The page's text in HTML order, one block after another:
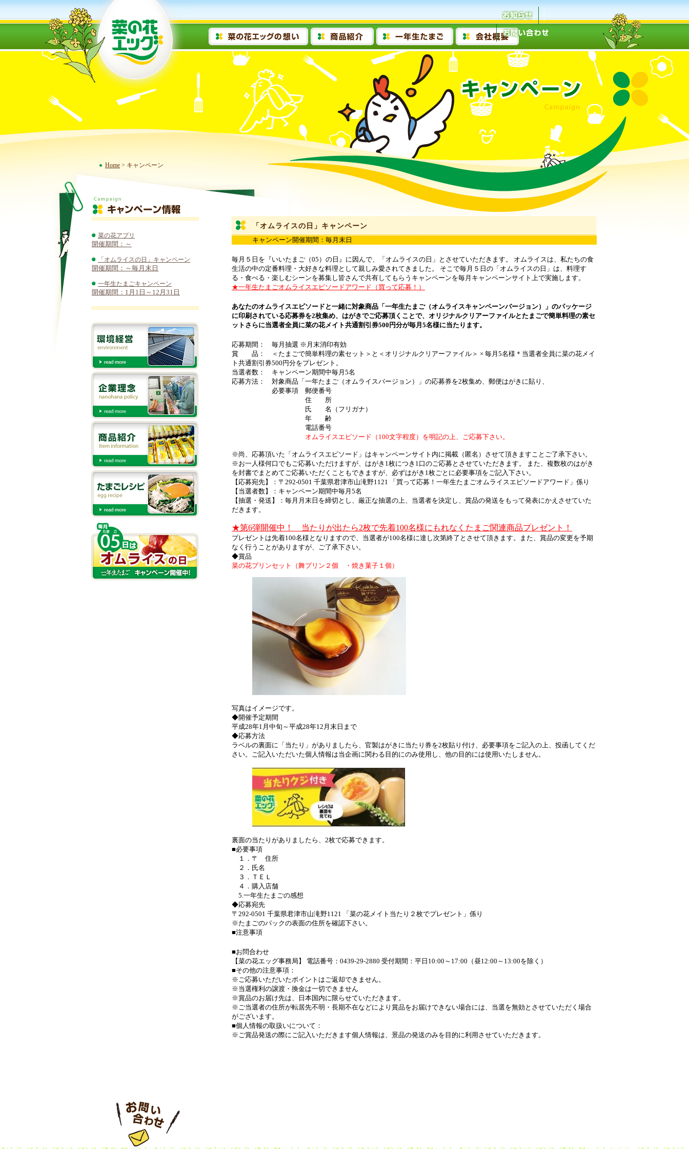
Home > キャンペーン
菜の花アプリ
開催期間：～
「オムライスの日」キャンペーン
開催期間：～毎月末日
一年生たまごキャンペーン
開催期間：1月1日～12月31日
「オムライスの日」キャンペーン
キャンペーン開催期間：毎月末日
毎月５日を『いいたまご（05）の日』に因んで、「オムライスの日」とさせていただきます。 オムライスは、私たちの食
生活の中の定番料理・大好きな料理として親しみ愛されてきました。 そこで毎月５日の「オムライスの日」は、料理す
る・食べる・楽しむシーンを募集し皆さんで共有してもらうキャンペーンを毎月キャンペーンサイト上で実施します。
★一年生たまごオムライスエピソードアワード（買って応募！）
あなたのオムライスエピソードと一緒に対象商品「一年生たまご（オムライスキャンペーンバージョン）」のパッケージ
に印刷されている応募券を2枚集め、はがきでご応募頂くことで、オリジナルクリアーファイルとたまごで簡単料理の素セ
ットさらに当選者全員に菜の花メイト共通割引券500円分が毎月5名様に当たります。
応募期間： 毎月抽選 ※月末消印有効
賞 品： ＜たまごで簡単料理の素セット＞と＜オリジナルクリアーファイル­＞ × 毎月5名様＊当選者全員に菜の花メイ
ト共通割引券500円分をプレゼント。
当選者数： キャンペーン期間中毎月5名
応募方法： 対象商品「一年たまご（オムライスバージョン）」の応募券を2枚集め、郵便はがきに貼り、
必要事項 郵便番号
住 所
氏 名（フリガナ）
年 齢
電話番号
オムライスエピソード（100文字程度）を明記の上、ご応募下さい。
※尚、応募頂いた「オムライスエピソード」はキャンペーンサイト内に掲載（匿名）させて頂きますことご了承下さい。
※お一人様何口でもご応募いただけますが、はがき1枚につき1口のご応募とさせていただきます。 また、複数枚のはがき
を封書でまとめてご応募いただくこともできますが、必ずはがき1枚ごとに必要事項をご記入下さい。
【応募宛先】：〒292-0501 千葉県君津市山滝野1121 「買って応募！一年生たまごオムライスエピソードアワード」係り
【当選者数】：キャンペーン期間中毎月5名
【抽選・発送】：毎月月末日を締切とし、厳正な抽選の上、当選者を決定し、賞品の発送をもって発表にかえさせていた
だきます。
★第6弾開催中！ 当たりが出たら2枚で先着100名様にもれなくたまご関連商品プレゼント！
プレゼントは先着100名様となりますので、当選者が100名様に達し次第終了とさせて頂きます。また、賞品の変更を予期
なく行うことがありますが、ご了承下さい。
◆賞品
菜の花プリンセット（舞プリン２個 ・焼き菓子１個）
写真はイメージです。
◆開催予定期間
平成28年1月中旬～平成28年12月末日まで
◆応募方法
ラベルの裏面に「当たり」がありましたら、官製はがきに当たり券を2枚貼り付け、必要事項をご記入の上、投函してくだ
さい。ご記入いただいた個人情報は当企画に関わる目的にのみ使用し、他の目的には使用いたしません。
裏面の当たりがありましたら、2枚で応募できます。
■必要事項
１．〒 住所
２．氏名
３．ＴＥＬ
４．購入店舗
5.一年生たまごの感想
◆応募宛先
〒292-0501 千葉県君津市山滝野1121 「菜の花メイト当たり２枚でプレゼント」係り
※たまごのパックの表面の住所を確認下さい。
■注意事項
■お問合わせ
【菜の花エッグ事務局】 電話番号：0439-29-2880 受付期間：平日10:00～17:00（昼12:00～13:00を除く）
■その他の注意事項：
※ご応募いただいたポイントはご返却できません。
※当選権利の譲渡・換金は一切できません
※賞品のお届け先は、日本国内に限らせていただきます。
※ご当選者の住所が転居先不明・長期不在などにより賞品をお届けできない場合には、当選を無効とさせていただく場合
がございます。
■個人情報の取扱いについて：
※ご賞品発送の際にご記入いただきます個人情報は、景品の発送のみを目的に利用させていただきます。